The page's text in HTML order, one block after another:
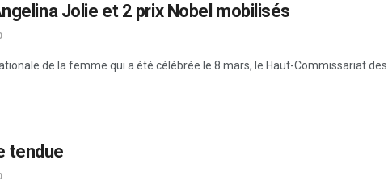
Jolie et 2 prix Nobel mobilisés
de la femme qui a été célébrée le 8 mars, le Haut-Commissariat des
tendue